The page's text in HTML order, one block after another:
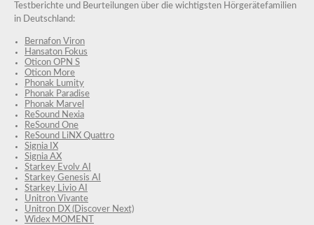
Testberichte und Beurteilungen über die wichtigsten Hörgerätefamilien
in Deutschland:
Bernafon Viron
Hansaton Fokus
Oticon OPN S
Oticon More
Phonak Lumity
Phonak Paradise
Phonak Marvel
ReSound Nexia
ReSound One
ReSound LiNX Quattro
Signia IX
Signia AX
Starkey Evolv AI
Starkey Genesis AI
Starkey Livio AI
Unitron Vivante
Unitron DX (Discover Next)
Widex MOMENT